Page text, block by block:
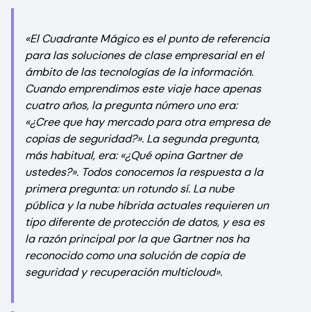
«El Cuadrante Mágico es el punto de referencia
para las soluciones de clase empresarial en el
ámbito de las tecnologías de la información.
Cuando emprendimos este viaje hace apenas
cuatro años, la pregunta número uno era:
«¿Cree que hay mercado para otra empresa de
copias de seguridad?». La segunda pregunta,
más habitual, era: «¿Qué opina Gartner de
ustedes?». Todos conocemos la respuesta a la
primera pregunta: un rotundo sí. La nube
pública y la nube híbrida actuales requieren un
tipo diferente de protección de datos, y esa es
la razón principal por la que Gartner nos ha
reconocido como una solución de copia de
seguridad y recuperación multicloud».